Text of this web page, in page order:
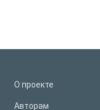
О проекте
Авторам